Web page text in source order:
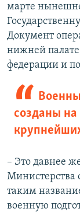
марте
Документ
нижней
федерации и
созданы
– Это давнее
Министерства
таким
военную